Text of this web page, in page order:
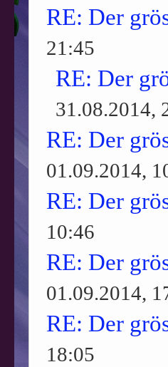
RE: Der
21:45
RE: Der
31.08.2014,
RE: Der
01.09.2014,
RE: Der
10:46
RE: Der
01.09.2014,
RE: Der
18:05